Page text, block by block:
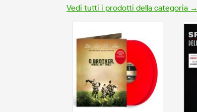
Vedi tutti i prodotti della categoria →